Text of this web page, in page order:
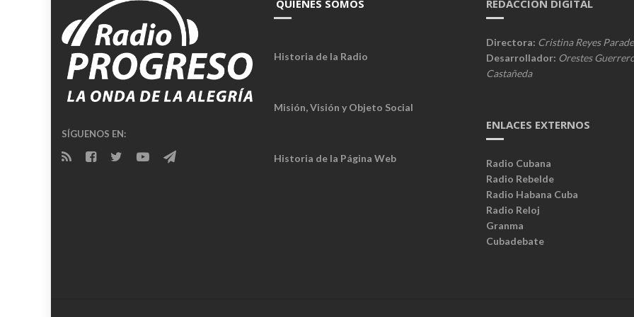
la
Revolución
SÍGUENOS EN:
QUIÉNES SOMOS
Historia de la Radio
Misión, Visión y Objeto Social
Historia de la Página Web
REDACCIÓN DIGITAL
Directora: Cristina Reyes
Desarrollador: Orestes
Castañeda
ENLACES EXTERNOS
Radio Cubana
Radio Rebelde
Radio Habana Cuba
Radio Reloj
Granma
Cubadebate